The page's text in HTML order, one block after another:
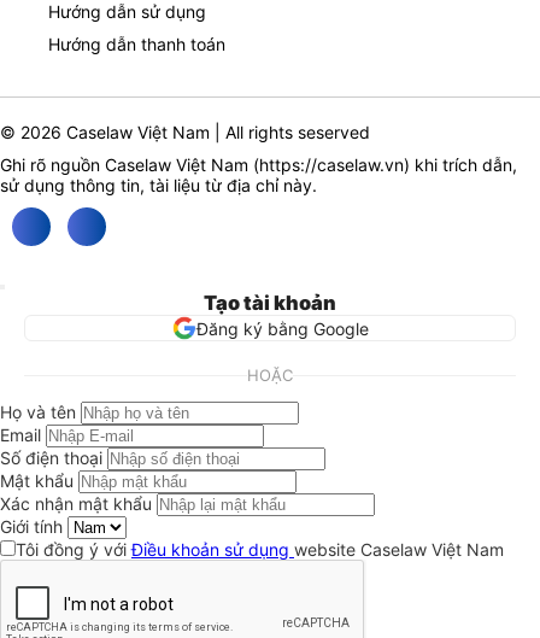
Hướng dẫn sử dụng
Hướng dẫn thanh toán
© 2026 Caselaw Việt Nam | All rights seserved
Ghi rõ nguồn Caselaw Việt Nam (https://caselaw.vn) khi trích dẫn,
sử dụng thông tin, tài liệu từ địa chỉ này.
Tạo tài khoản
Đăng ký bằng Google
HOẶC
Họ và tên
Email
Số điện thoại
Mật khẩu
Xác nhận mật khẩu
Giới tính
Tôi đồng ý vớiĐiều khoản sử dụng website Caselaw Việt Nam